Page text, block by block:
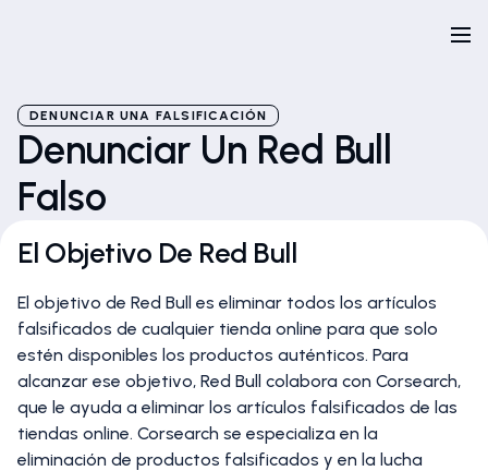
DENUNCIAR UNA FALSIFICACIÓN
Denunciar Un Red Bull
Falso
El Objetivo De Red Bull
El objetivo de Red Bull es eliminar todos los artículos
falsificados de cualquier tienda online para que solo
estén disponibles los productos auténticos. Para
alcanzar ese objetivo, Red Bull colabora con Corsearch,
que le ayuda a eliminar los artículos falsificados de las
tiendas online. Corsearch se especializa en la
eliminación de productos falsificados y en la lucha